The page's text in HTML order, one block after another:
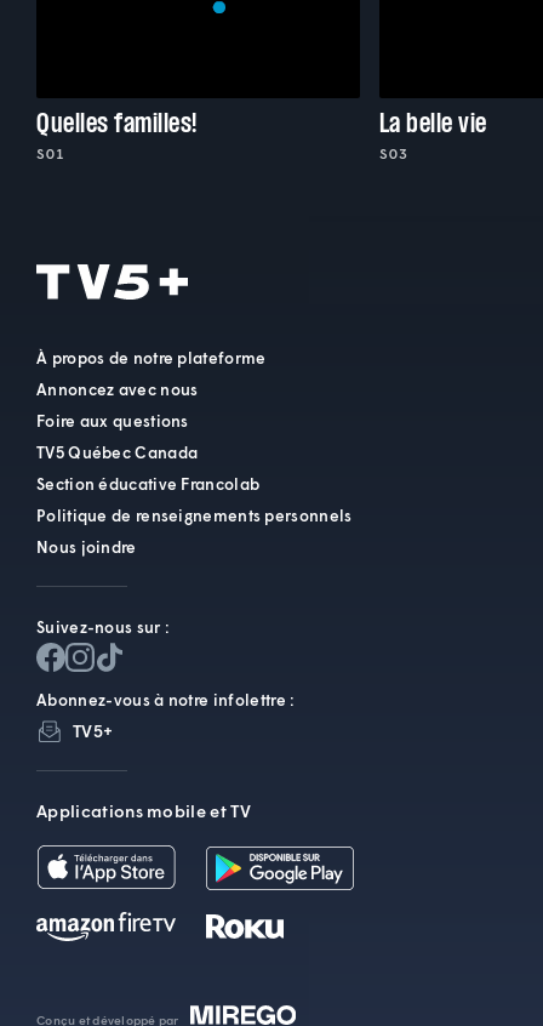
Quelles familles!
S01
La belle vie
S03
À propos de notre plateforme
Annoncez avec nous
Foire aux questions
TV5 Québec Canada
Section éducative Francolab
Politique de renseignements personnels
Nous joindre
Suivez-nous sur :
Abonnez-vous à notre infolettre :
TV5+
Applications mobile et TV
Conçu et développé par